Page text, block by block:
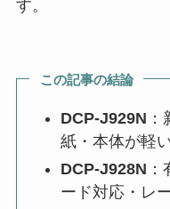
す。
この記事の結論
DCP-J929N
紙・本体が軽
DCP-J928N
ード対応・レ